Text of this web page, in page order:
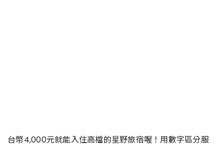
台幣4,000元就能入住高檔的星野旅宿喔！用數字區分服